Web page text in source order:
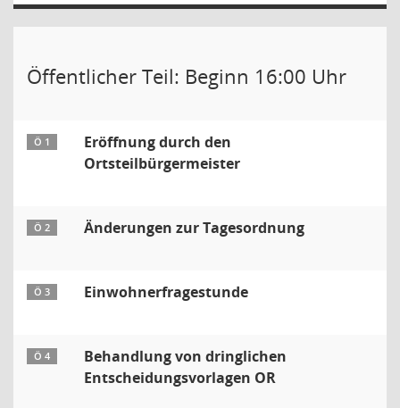
Öffentlicher Teil: Beginn 16:00 Uhr
Ö 1
Eröffnung durch den
Ortsteilbürgermeister
Ö 2 Änderungen zur Tagesordnung
Ö 3 Einwohnerfragestunde
Ö 4
Behandlung von dringlichen
Entscheidungsvorlagen OR